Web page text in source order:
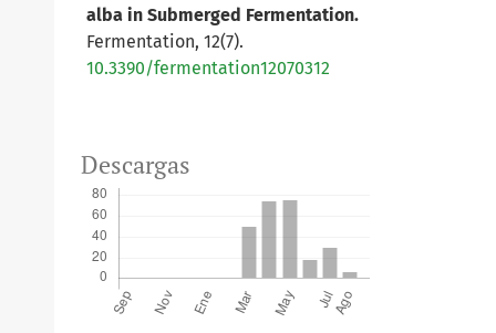
alba in Submerged Fermentation.
Fermentation, 12(7).
10.3390/fermentation12070312
Descargas